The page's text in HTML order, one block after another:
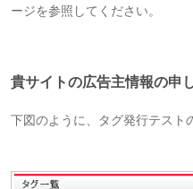
ージを参照してください。
貴サイトの広告主情報の申
下図のように、タグ発行テスト